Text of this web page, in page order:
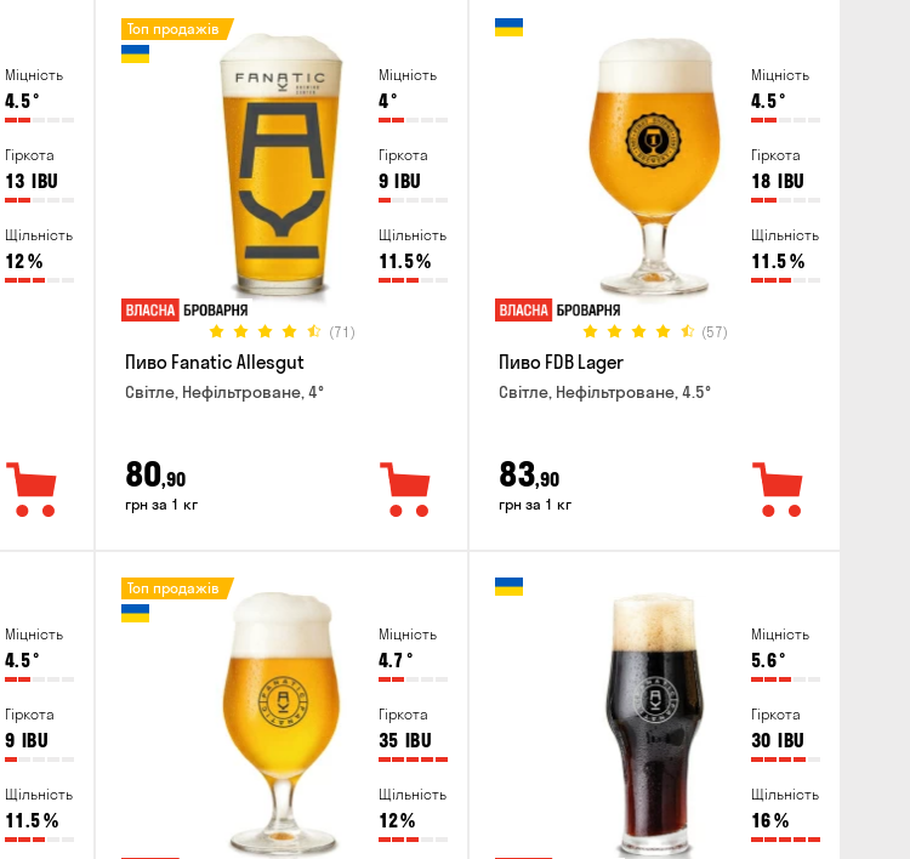
Міцність
4.5°
Гіркота
13 IBU
Щільність
12%
Міцність
4°
Гіркота
9 IBU
Щільність
11.5%
(71)
Топ продажів
Пиво Fanatic Allesgut
Світле, Нефільтроване, 4°
80,90
грн за 1 кг
Міцність
4.5°
Гіркота
18 IBU
Щільність
11.5%
(57)
Пиво FDB Lager
Світле, Нефільтроване, 4.5°
83,90
грн за 1 кг
Міцність
4.5°
Гіркота
9 IBU
Щільність
11.5%
Міцність
4.7°
Гіркота
35 IBU
Щільність
12%
Топ продажів
Міцність
5.6°
Гіркота
30 IBU
Щільність
16%